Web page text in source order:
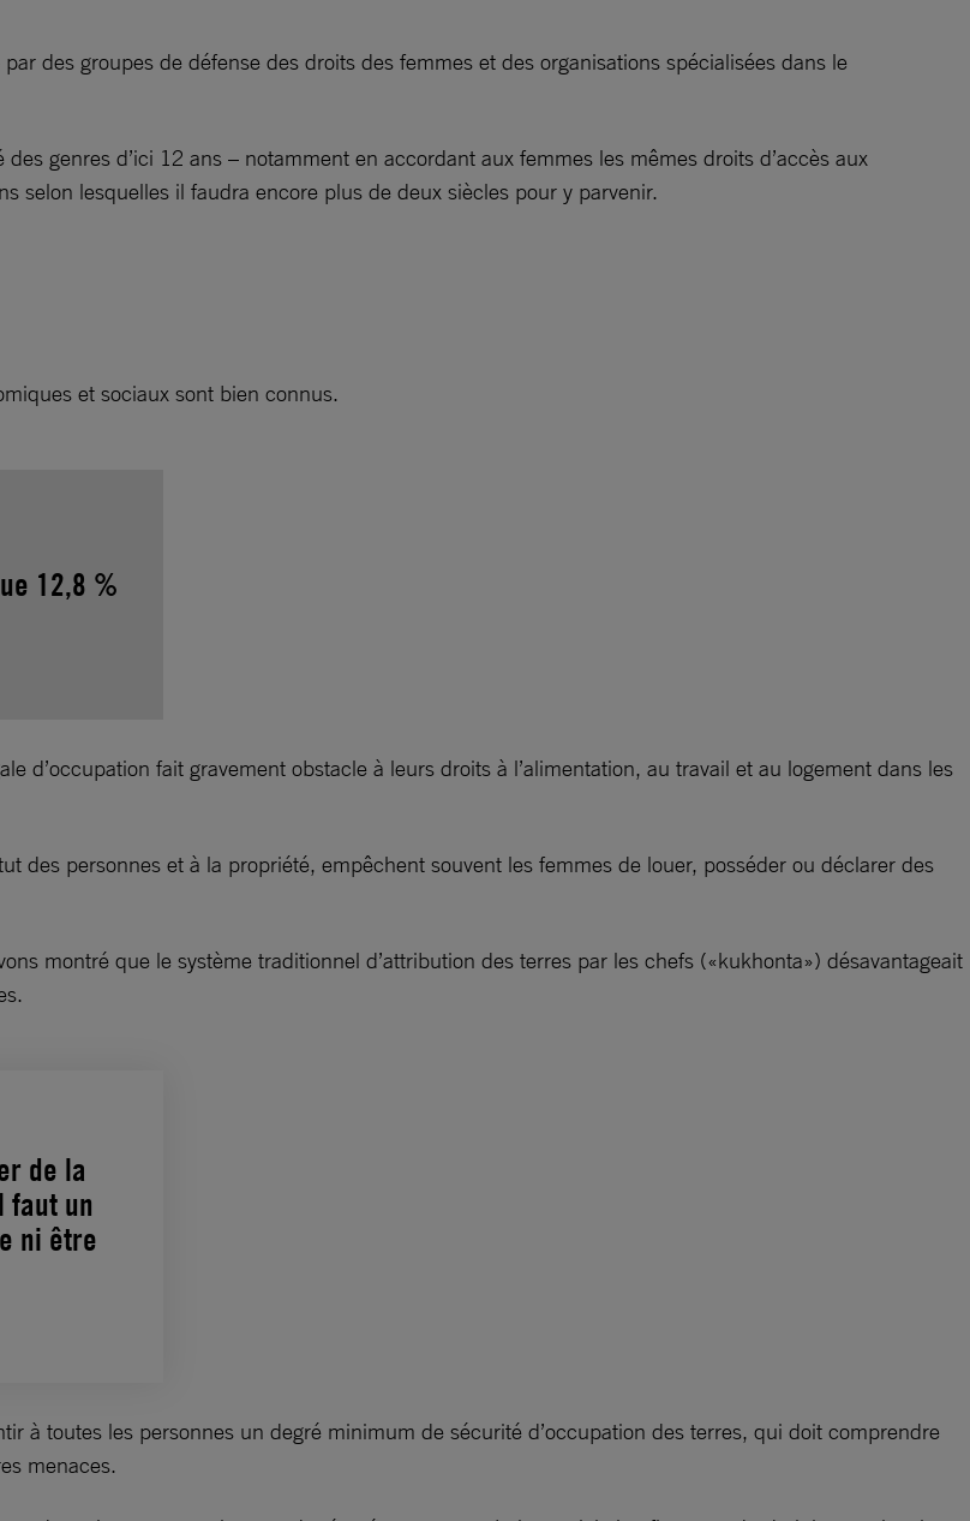
des groupes de défense des droits des femmes et des organisations spécialisées dans le
genres d’ici 12 ans – notamment en accordant aux femmes les mêmes droits d’accès aux
selon lesquelles il faudra encore plus de deux siècles pour y parvenir.
et sociaux sont bien connus.
12,8 %
d’occupation fait gravement obstacle à leurs droits à l’alimentation, au travail et au logement dans les
des personnes et à la propriété, empêchent souvent les femmes de louer, posséder ou déclarer des
montré que le système traditionnel d’attribution des terres par les chefs («kukhonta») désavantageait
de la
faut un
ni être
à toutes les personnes un degré minimum de sécurité d’occupation des terres, qui doit comprendre
menaces.